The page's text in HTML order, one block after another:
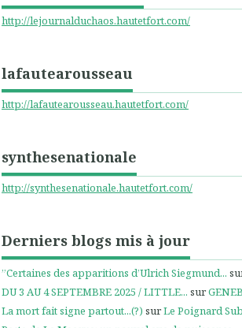
http://lejournalduchaos.hautetfort.com/
lafautearousseau
http://lafautearousseau.hautetfort.com/
synthesenationale
http://synthesenationale.hautetfort.com/
Derniers blogs mis à jour
”Certaines des apparitions d’Ulrich Siegmund...
DU 3 AU 4 SEPTEMBRE 2025 / LITTLE... sur
La mort fait signe partout...(?) surLe Poignard